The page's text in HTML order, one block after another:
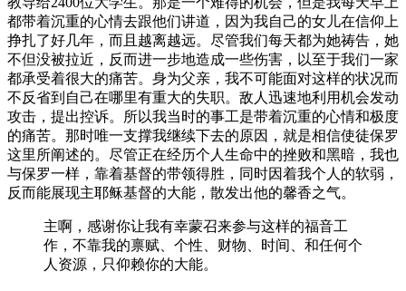
都带着沉重的心情去跟他们讲道，因为我自己的女儿在信仰上
挣扎了好几年，而且越离越远。尽管我们每天都为她祷告，她
不但没被拉近，反而进一步地造成一些伤害，以至于我们一家
都承受着很大的痛苦。身为父亲，我不可能面对这样的状况而
不反省到自己在哪里有重大的失职。敌人迅速地利用机会发动
攻击，提出控诉。所以我当时的事工是带着沉重的心情和极度
的痛苦。那时唯一支撑我继续下去的原因，就是相信使徒保罗
这里所阐述的。尽管正在经历个人生命中的挫败和黑暗，我也
与保罗一样，靠着基督的带领得胜，同时因着我个人的软弱，
反而能展现主耶稣基督的大能，散发出他的馨香之气。
主啊，感谢你让我有幸蒙召来参与这样的福音工
作，不靠我的禀赋、个性、财物、时间、和任何个
人资源，只仰赖你的大能。